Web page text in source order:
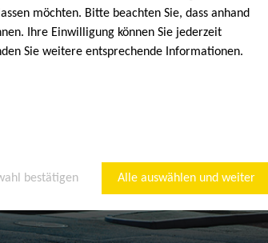
möchten. Bitte beachten Sie, dass anhand
Ihre Einwilligung können Sie jederzeit
Sie weitere entsprechende Informationen.
bestätigen Alle auswählen und weiter